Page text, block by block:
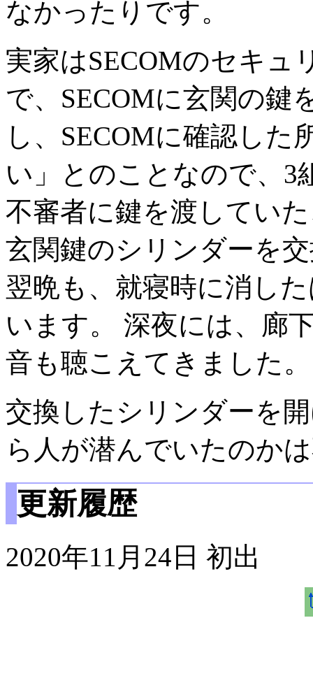
なかったりです。
実家はSECOMのセキュ
で、SECOMに玄関の鍵
し、SECOMに確認した
い」とのことなので、3
不審者に鍵を渡してい
玄関鍵のシリンダーを
翌晩も、就寝時に消し
います。 深夜には、廊
音も聴こえてきました。
交換したシリンダーを
ら人が潜んでいたのか
更新履歴
2020年11月24日 初出